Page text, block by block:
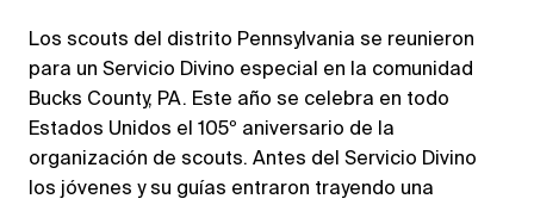
Los scouts del distrito Pennsylvania se reunieron
para un Servicio Divino especial en la comunidad
Bucks County, PA. Este año se celebra en todo
Estados Unidos el 105º aniversario de la
organización de scouts. Antes del Servicio Divino
los jóvenes y su guías entraron trayendo una